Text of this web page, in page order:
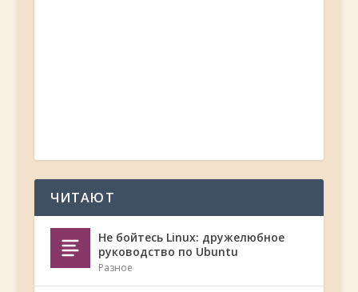
ЧИТАЮТ
Не бойтесь Linux: дружелюбное
руководство по Ubuntu
Разное